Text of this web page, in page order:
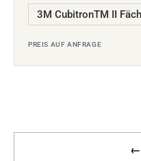
PREIS AUF ANFRAGE
←